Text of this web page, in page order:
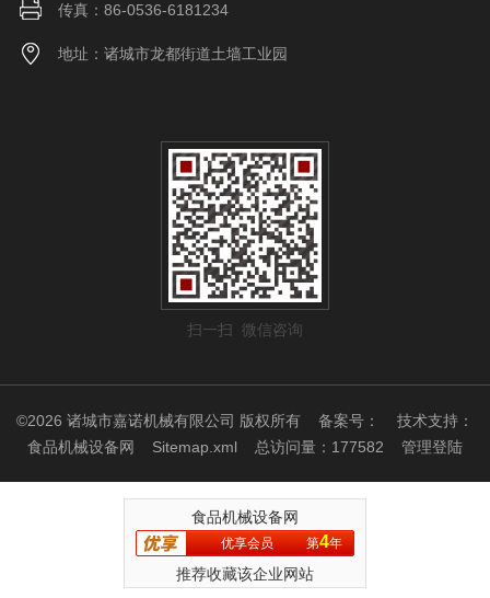
传真：86-0536-6181234
地址：诸城市龙都街道土墙工业园
扫一扫 微信咨询
©2026 诸城市嘉诺机械有限公司 版权所有 备案号：
技术支持：
食品机械设备网
Sitemap.xml 总访问量：177582 管理登陆
食品机械设备网
优享会员 第4年
推荐收藏该企业网站